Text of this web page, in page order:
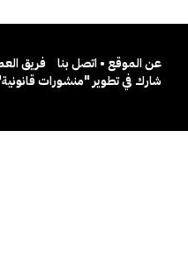
عن الموقع • اتصل بنا
فريق
شارك في تطوير "منشورات